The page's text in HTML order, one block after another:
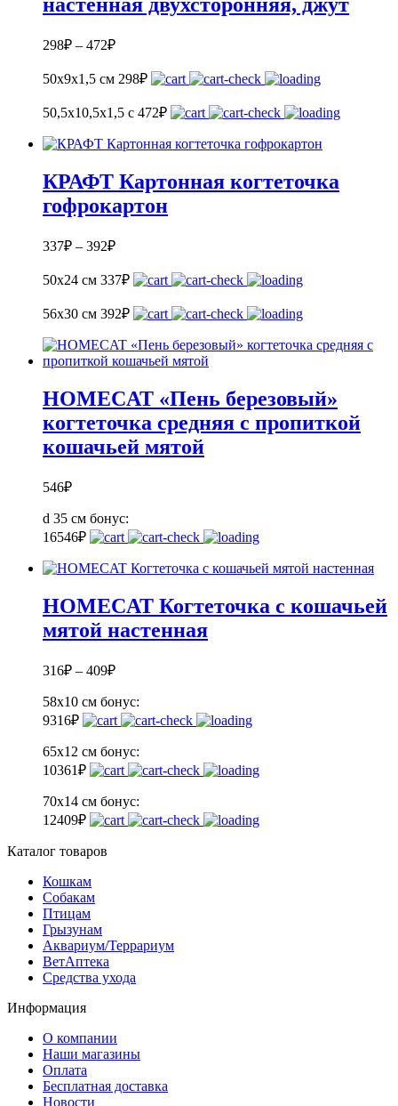
настенная двухсторонняя, джут
298₽ – 472₽
50x9x1,5 см 298₽
50,5x10,5x1,5 с 472₽
КРАФТ Картонная когтеточка
гофрокартон
337₽ – 392₽
50х24 см 337₽
56х30 см 392₽
HOMECAT «Пень березовый»
когтеточка средняя с пропиткой
кошачьей мятой
546₽
d 35 см бонус:
16546₽
HOMECAT Когтеточка с кошачьей
мятой настенная
316₽ – 409₽
58х10 см бонус:
9316₽
65х12 см бонус:
10361₽
70х14 см бонус:
12409₽
Каталог товаров
Кошкам
Собакам
Птицам
Грызунам
Аквариум/Террариум
ВетАптека
Средства ухода
Информация
О компании
Наши магазины
Оплата
Бесплатная доставка
Новости